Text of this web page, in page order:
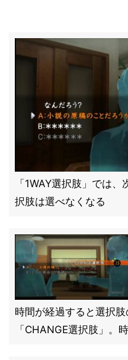
「1WAY選択肢」では
択肢は選べなくなる
時間が経過すると選択
「CHANGE選択肢」。